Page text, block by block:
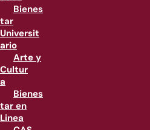
Bienes
tar
Universit
ario
Arte y
Cultur
a
Bienes
tar en
Linea